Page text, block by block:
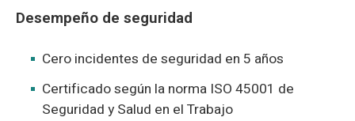
Desempeño de seguridad
Cero incidentes de seguridad en 5 años
Certificado según la norma ISO 45001 de
Seguridad y Salud en el Trabajo